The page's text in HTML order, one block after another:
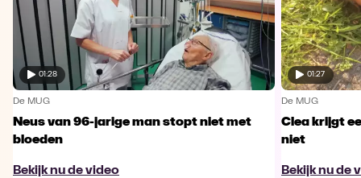
01:28
De MUG
Neus van 96-jarige man stopt niet met
bloeden
Bekijk nu de video
01:27
De MUG
Clea krijgt
niet
Bekijk nu de